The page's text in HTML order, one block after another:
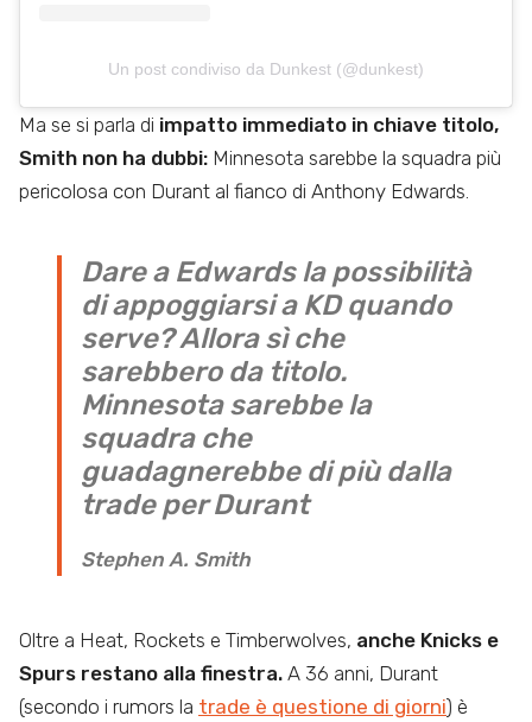
Un post condiviso da Dunkest (@dunkest)
Ma se si parla di impatto immediato in chiave titolo,
Smith non ha dubbi: Minnesota sarebbe la squadra più
pericolosa con Durant al fianco di Anthony Edwards.
Dare a Edwards la possibilità
di appoggiarsi a KD quando
serve? Allora sì che
sarebbero da titolo.
Minnesota sarebbe la
squadra che
guadagnerebbe di più dalla
trade per Durant
Stephen A. Smith
Oltre a Heat, Rockets e Timberwolves, anche Knicks e
Spurs restano alla finestra. A 36 anni, Durant
(secondo i rumors la trade è questione di giorni) è